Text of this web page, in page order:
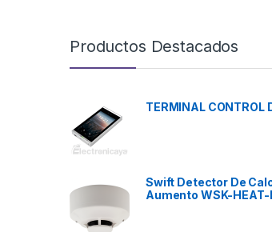
Productos Destacados
TERMINAL CONTROL
Swift Detector De
Aumento WSK-HEAT-